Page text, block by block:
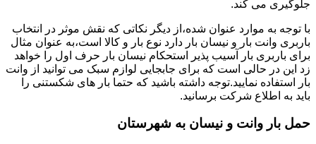
جلوگیری می کند.
با توجه به موارد عنوان شده،از دیگر نکاتی که نقش موثر در انتخاب
باربری وانت بار و نیسان بار دارد نوع بار و کالا است،به عنوان مثال
برای باربری بار آسیب پذیر استحکام نیسان بار حرف اول را خواهد
زد این در حالی است که برای جابجایی لوازم سبک می توانید از وانت
بار استفاده نمایید.توجه داشته باشید که حتما بار های شکستنی را
باید به اطلاع شرکت برسانید.
حمل بار وانت و نیسان به شهرستان